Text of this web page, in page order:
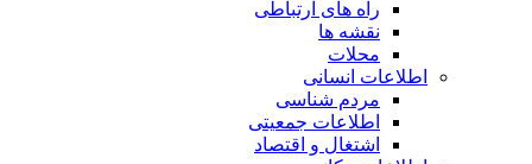
راه های ارتباطی
نقشه ها
محلات
اطلاعات انسانی
مردم شناسی
اطلاعات جمعیتی
اشتغال و اقتصاد